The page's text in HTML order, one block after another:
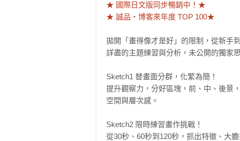
★ 國際日文版同步暢銷中！★
★ 誠品‧博客來年度 TOP 100★
拋開「畫得像才是好」的限制，從新手
詳盡的主題練習與分析，未公開的獨家
Sketch1 替畫面分群，化繁為簡！
提升觀察力，分好區塊，前、中、後景
空間與層次感。
Sketch2 限時練習畫作挑戰！
從30秒、60秒到120秒，抓出特徵、大